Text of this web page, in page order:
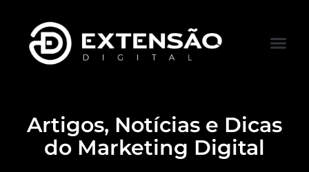
Artigos, Notícias e Dicas
do Marketing Digital